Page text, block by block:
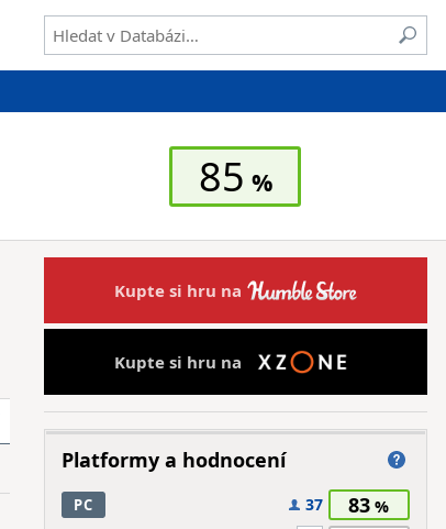
85
Kupte si hru na
Kupte si hru na
Platformy a hodnocení
PC 37 83